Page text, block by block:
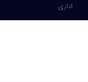
اداری